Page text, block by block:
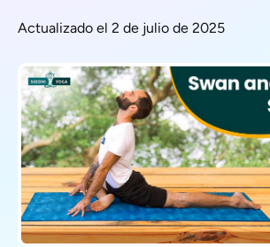
Actualizado el 2 de julio de 2025